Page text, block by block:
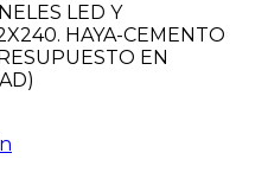
LED Y
HAYA-CEMENTO
EN